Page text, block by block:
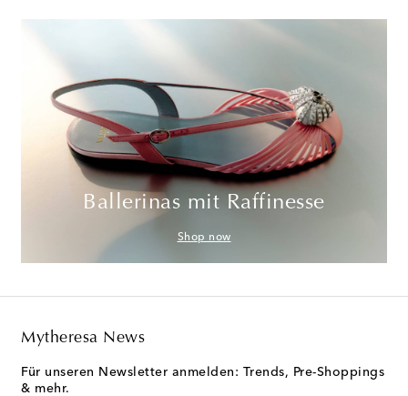
Ballerinas mit Raffinesse
Shop now
Mytheresa News
Für unseren Newsletter anmelden: Trends, Pre-Shoppings
& mehr.